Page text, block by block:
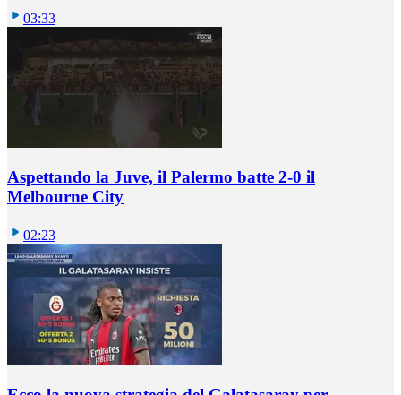
03:33
Aspettando la Juve, il Palermo batte 2-0 il
Melbourne City
02:23